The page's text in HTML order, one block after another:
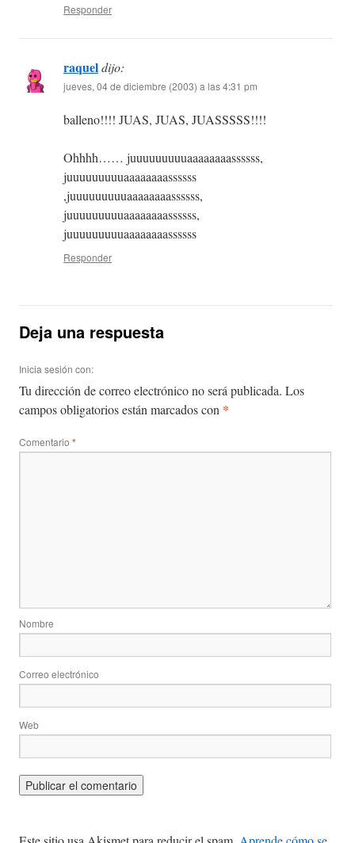
Responder
raqueldijo:
jueves, 04 de diciembre (2003) a las 4:31 pm
balleno!!!! JUAS, JUAS, JUASSSSS!!!!
Ohhhh…… juuuuuuuuuaaaaaaaassssss,
juuuuuuuuuaaaaaaaassssss
,juuuuuuuuuaaaaaaaassssss,
juuuuuuuuuaaaaaaaassssss,
juuuuuuuuuaaaaaaaassssss
Responder
Deja una respuesta
Inicia sesión con:
Tu dirección de correo electrónico no será publicada. Los
campos obligatorios están marcados con *
Comentario *
Nombre
Correo electrónico
Web